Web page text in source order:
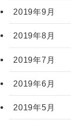
2019年9月
2019年8月
2019年7月
2019年6月
2019年5月